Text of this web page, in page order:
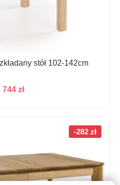
stół 102-142cm
744zł
-282 zł